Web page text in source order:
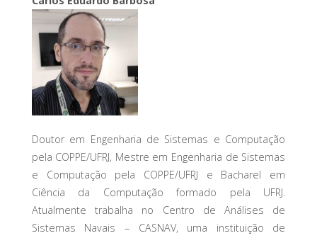
Doutor em Engenharia de Sistemas e Computação
pela COPPE/UFRJ, Mestre em Engenharia de Sistemas
e Computação pela COPPE/UFRJ e Bacharel em
Ciência da Computação formado pela UFRJ.
Atualmente trabalha no Centro de Análises de
Sistemas Navais – CASNAV, uma instituição de